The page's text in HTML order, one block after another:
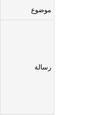
موضوع
رسالة